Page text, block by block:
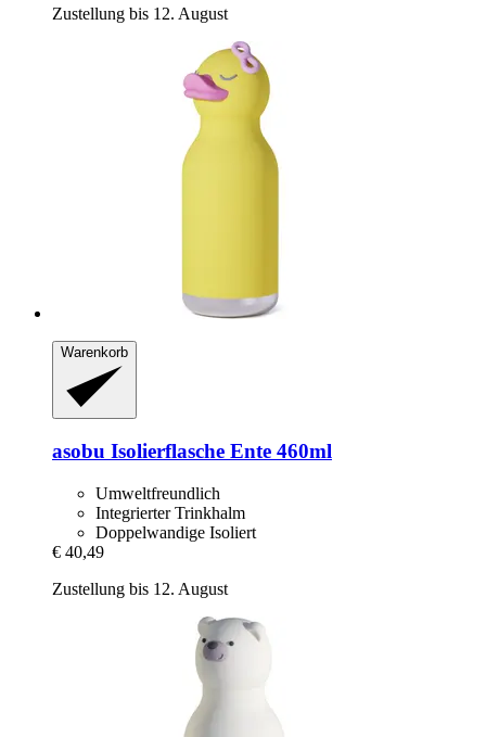
Zustellung bis 12. August
Warenkorb
asobu Isolierflasche Ente 460ml
Umweltfreundlich
Integrierter Trinkhalm
Doppelwandige Isoliert
€ 40,49
Zustellung bis 12. August